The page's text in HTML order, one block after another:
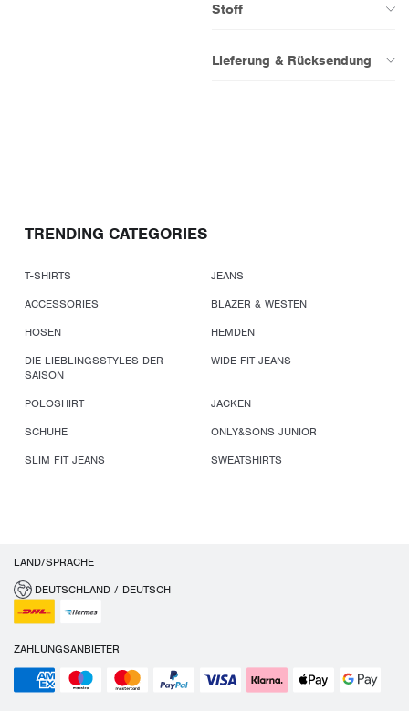
Stoff
Lieferung & Rücksendung
TRENDING CATEGORIES
T-SHIRTS
JEANS
ACCESSORIES
BLAZER & WESTEN
HOSEN
HEMDEN
DIE LIEBLINGSSTYLES DER
SAISON
WIDE FIT JEANS
POLOSHIRT
JACKEN
SCHUHE
ONLY&SONS JUNIOR
SLIM FIT JEANS
SWEATSHIRTS
LAND/SPRACHE
DEUTSCHLAND / DEUTSCH
ZAHLUNGSANBIETER